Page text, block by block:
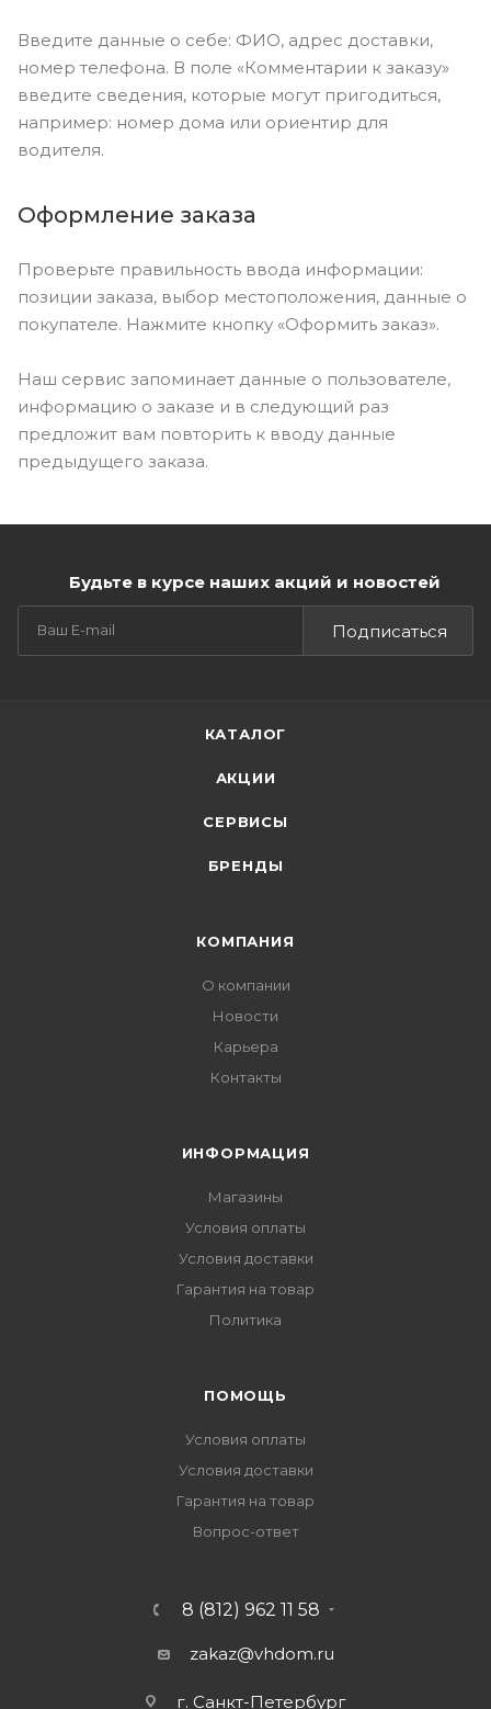
Введите данные о себе: ФИО, адрес доставки,
номер телефона. В поле «Комментарии к заказу»
введите сведения, которые могут пригодиться,
например: номер дома или ориентир для
водителя.
Оформление заказа
Проверьте правильность ввода информации:
позиции заказа, выбор местоположения, данные о
покупателе. Нажмите кнопку «Оформить заказ».
Наш сервис запоминает данные о пользователе,
информацию о заказе и в следующий раз
предложит вам повторить к вводу данные
предыдущего заказа.
Будьте в курсе наших акций и новостей
Подписаться
КАТАЛОГ
АКЦИИ
СЕРВИСЫ
БРЕНДЫ
КОМПАНИЯ
О компании
Новости
Карьера
Контакты
ИНФОРМАЦИЯ
Магазины
Условия оплаты
Условия доставки
Гарантия на товар
Политика
ПОМОЩЬ
Условия оплаты
Условия доставки
Гарантия на товар
Вопрос-ответ
8 (812) 962 11 58
zakaz@vhdom.ru
г. Санкт-Петербург